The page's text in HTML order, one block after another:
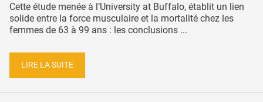
Cette étude menée à l’University at Buffalo, établit un lien
solide entre la force musculaire et la mortalité chez les
femmes de 63 à 99 ans : les conclusions ...
LIRE LA SUITE